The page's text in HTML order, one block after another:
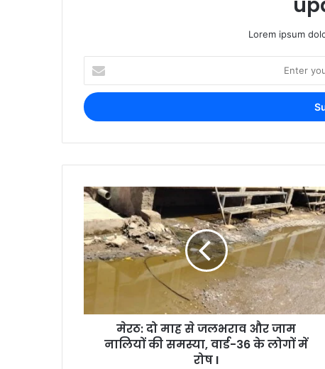
Lorem ipsum
मेरठ: दो माह से जलभराव और जाम
नालियों की समस्या, वार्ड-36 के लोगों में
रोष I